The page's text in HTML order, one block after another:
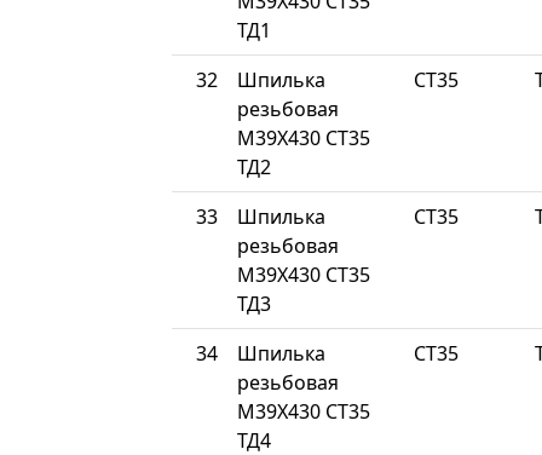
ТД1
32
Шпилька
резьбовая
М39Х430 СТ35
ТД2
СТ35
33
Шпилька
резьбовая
М39Х430 СТ35
ТД3
СТ35
34
Шпилька
резьбовая
М39Х430 СТ35
ТД4
СТ35